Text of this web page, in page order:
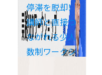
停滞を脱却！
講師と直接つ
ながれる少人
数制ワークシ